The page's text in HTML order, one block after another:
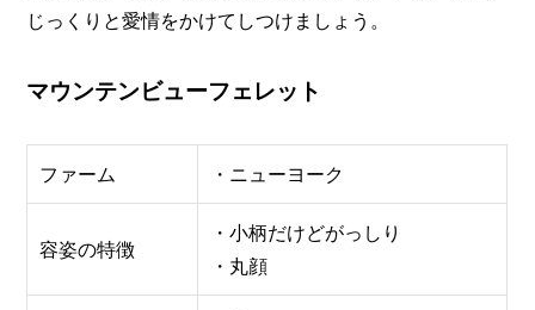
じっくりと愛情をかけてしつけましょう。
マウンテンビューフェレット
ファーム ・ニューヨーク
容姿の特徴
・小柄だけどがっしり
・丸顔